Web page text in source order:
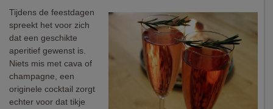
Tijdens de feestdagen
spreekt het voor zich
dat een geschikte
aperitief gewenst is.
Niets mis met cava of
champagne, een
originele cocktail zorgt
echter voor dat tikje